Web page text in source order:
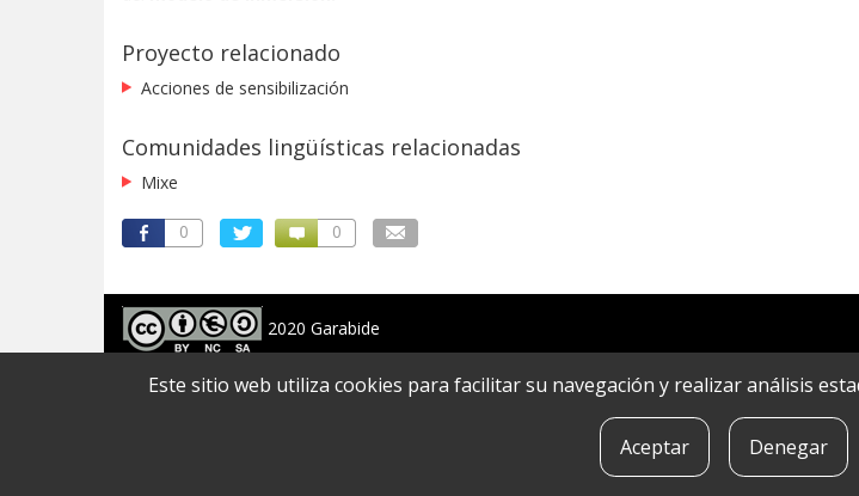
Proyecto relacionado
Acciones de sensibilización
Comunidades lingüísticas relacionadas
Mixe
0 0
2020 Garabide
Larrin Plaza 1, 20550 Aretxabaleta, Gipuzkoa
POLíTICA DE COOKIES | CONTACTO
Este sitio web utiliza cookies para facilitar su navegación y realizar análisis
Aceptar Denegar